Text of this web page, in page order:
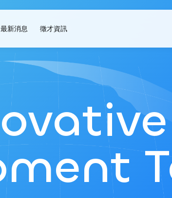
最新消息 徵才資訊